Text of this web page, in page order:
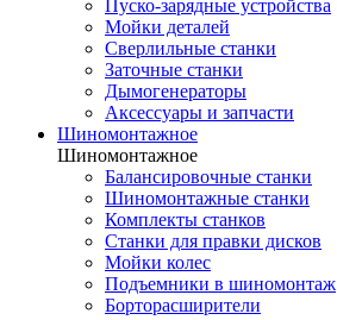
Пуско-зарядные устройства
Мойки деталей
Сверлильные станки
Заточные станки
Дымогенераторы
Аксессуары и запчасти
Шиномонтажное
Шиномонтажное
Балансировочные станки
Шиномонтажные станки
Комплекты станков
Станки для правки дисков
Мойки колес
Подъемники в шиномонтаж
Борторасширители